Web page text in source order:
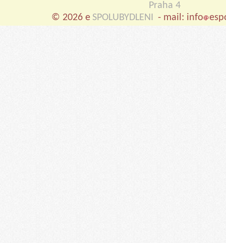
Praha 4
© 2026 e SPOLUBYDLENI - mail: info